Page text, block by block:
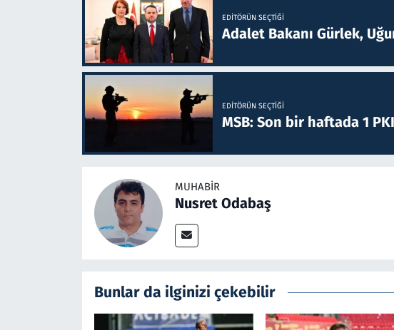
EDITÖRÜN SEÇTIĞI
Adalet Bakanı Gürlek,
EDITÖRÜN SEÇTIĞI
MSB: Son bir haftada 1
MUHABIR
Nusret Odabaş
Bunlar da ilginizi çekebilir